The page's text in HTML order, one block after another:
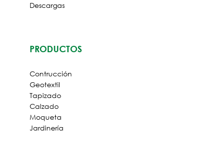
Descargas
PRODUCTOS
Contrucción
Geotextil
Tapizado
Calzado
Moqueta
Jardinería